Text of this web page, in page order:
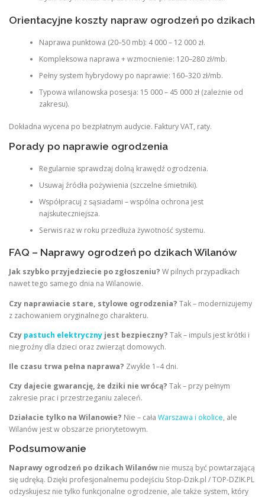
Orientacyjne koszty napraw ogrodzeń po dzikach
Naprawa punktowa (20–50 mb): 4 000 – 12 000 zł.
Kompleksowa naprawa + wzmocnienie: 120–280 zł/mb.
Pełny system hybrydowy po naprawie: 160–320 zł/mb.
Typowa wilanowska posesja: 15 000 – 45 000 zł (zależnie od
zakresu).
Dokładna wycena po bezpłatnym audycie. Faktury VAT, raty.
Porady po naprawie ogrodzenia
Regularnie sprawdzaj dolną krawędź ogrodzenia.
Usuwaj źródła pożywienia (szczelne śmietniki).
Współpracuj z sąsiadami – wspólna ochrona jest
najskuteczniejsza.
Serwis raz w roku przedłuża żywotność systemu.
FAQ – Naprawy ogrodzeń po dzikach Wilanów
Jak szybko przyjedziecie po zgłoszeniu? W pilnych przypadkach
nawet tego samego dnia na Wilanowie.
Czy naprawiacie stare, stylowe ogrodzenia? Tak – modernizujemy
z zachowaniem oryginalnego charakteru.
Czy pastuch elektryczny jest bezpieczny? Tak – impuls jest krótki i
niegroźny dla dzieci oraz zwierząt domowych.
Ile czasu trwa pełna naprawa? Zwykle 1–4 dni.
Czy dajecie gwarancję, że dziki nie wrócą? Tak – przy pełnym
zakresie prac i przestrzeganiu zaleceń.
Działacie tylko na Wilanowie? Nie – cała Warszawa i okolice, ale
Wilanów jest w obszarze priorytetowym.
Podsumowanie
Naprawy ogrodzeń po dzikach Wilanównie muszą być powtarzającą
się udręką. Dzięki profesjonalnemu podejściu Stop-Dzik.pl / TOP-DZIK.PL
odzyskujesz nie tylko funkcjonalne ogrodzenie, ale także system, który